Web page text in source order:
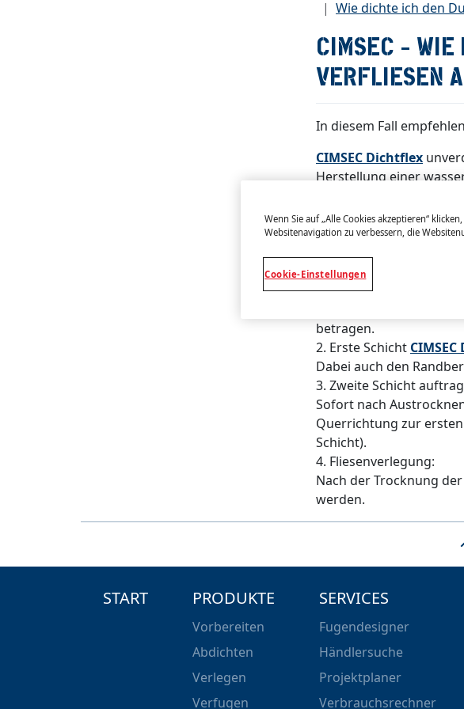
Wie dichte ich den
CIMSEC - WIE
VERFLIESEN
In diesem Fall
CIMSEC Dichtflex
Herstellung einer
1. Einbetten des
Mit Spachtel oder
eingebettet. Für
innenbzw. .
betragen.
2. Erste Schicht
Dabei auch den
3. Zweite Schicht
Sofort nach
Querrichtung zur ersten
Schicht).
4. Fliesenverlegung:
Nach der Trocknung
werden.
START PRODUKTE
Vorbereiten
Abdichten
Verlegen
Verfugen
SERVICES
Fugendesigner
Händlersuche
Projektplaner
Verbrauchsrechner
Wenn Sie auf „Alle Cookies akzeptieren“
Websitenavigation zu verbessern, die
Cookie-Einstellungen